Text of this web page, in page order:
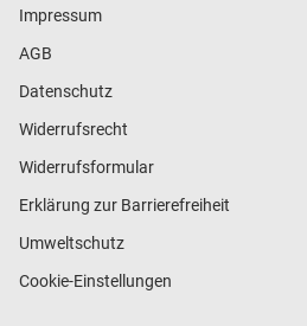
Impressum
AGB
Datenschutz
Widerrufsrecht
Widerrufsformular
Erklärung zur Barrierefreiheit
Umweltschutz
Cookie-Einstellungen